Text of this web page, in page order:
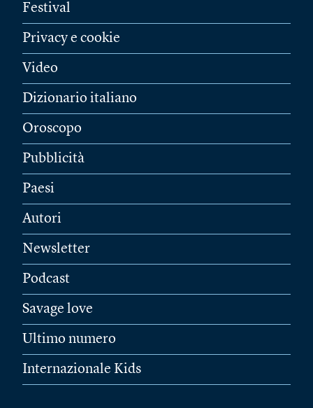
Festival
Privacy e cookie
Video
Dizionario italiano
Oroscopo
Pubblicità
Paesi
Autori
Newsletter
Podcast
Savage love
Ultimo numero
Internazionale Kids